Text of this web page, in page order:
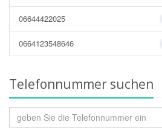
06644422025
0664123548646
Telefonnummer suchen